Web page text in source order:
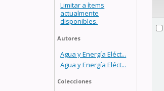
Limitar a ítems
actualmente
disponibles.
Autores
Agua y Energía Eléct...
Agua y Energía Eléct...
Colecciones